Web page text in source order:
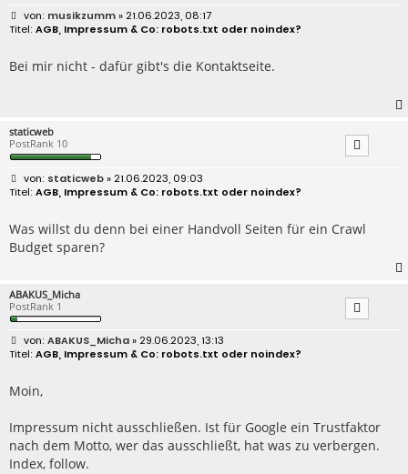
B
e
r
a
musikzumm» 21.06.2023, 08:17
AGB, Impressum & Co: robots.txt oder noindex?
Bei mir nicht - dafür gibt's die Kontaktseite.
staticweb
PostRank 10
B
e
r
a
g
staticweb» 21.06.2023, 09:03
AGB, Impressum & Co: robots.txt oder noindex?
Was willst du denn bei einer Handvoll Seiten für ein Crawl
Budget sparen?
ABAKUS_Micha
PostRank 1
B
e
r
a
ABAKUS_Micha» 29.06.2023, 13:13
AGB, Impressum & Co: robots.txt oder noindex?
Moin,
Impressum nicht ausschließen. Ist für Google ein Trustfaktor
nach dem Motto, wer das ausschließt, hat was zu verbergen.
Index, follow.